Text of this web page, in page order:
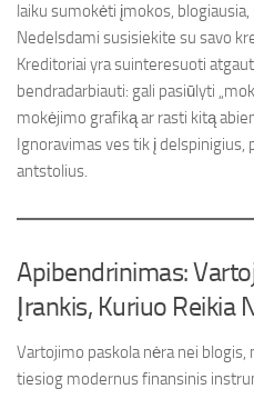
laiku sumokėti įmokos,
Nedelsdami susisiekite su savo
Kreditoriai yra suinteresuoti
bendradarbiauti: gali pasiūlyti
mokėjimo grafiką ar rasti kitą
Ignoravimas ves tik į
antstolius.
Apibendrinimas:
Įrankis, Kuriuo Reikia
Vartojimo paskola nėra nei blogis,
tiesiog modernus finansinis